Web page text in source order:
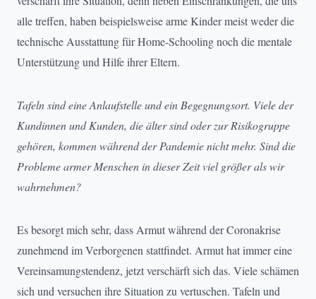
alle treffen, haben beispielsweise arme Kinder meist weder die
technische Ausstattung für Home-Schooling noch die mentale
Unterstützung und Hilfe ihrer Eltern.
Tafeln sind eine Anlaufstelle und ein Begegnungsort. Viele der
Kundinnen und Kunden, die älter sind oder zur Risikogruppe
gehören, kommen während der Pandemie nicht mehr. Sind die
Probleme armer Menschen in dieser Zeit viel größer als wir
wahrnehmen?
Es besorgt mich sehr, dass Armut während der Coronakrise
zunehmend im Verborgenen stattfindet. Armut hat immer eine
Vereinsamungstendenz, jetzt verschärft sich das. Viele schämen
sich und versuchen ihre Situation zu vertuschen. Tafeln und